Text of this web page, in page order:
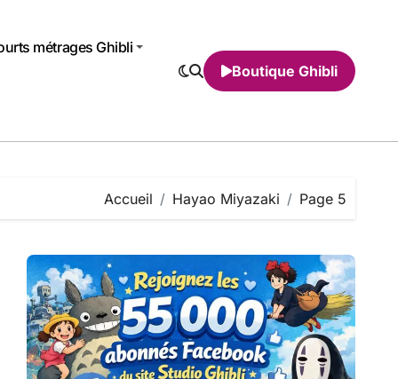
métrages Ghibli
Boutique Ghibli
Accueil Hayao Miyazaki Page 5